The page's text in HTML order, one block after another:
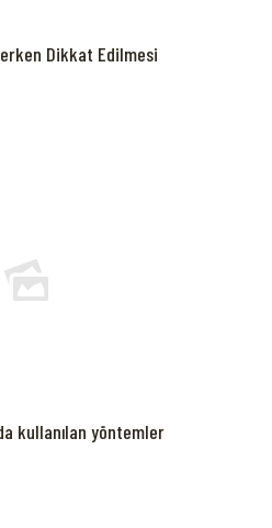
Dikkat Edilmesi
kullanılan yöntemler